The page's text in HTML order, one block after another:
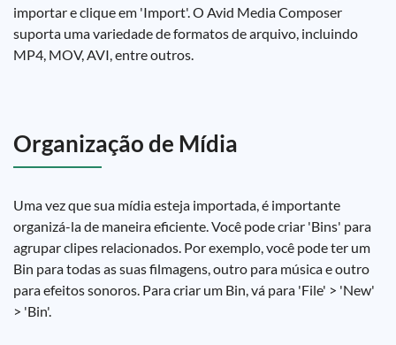
importar e clique em 'Import'. O Avid Media Composer
suporta uma variedade de formatos de arquivo, incluindo
MP4, MOV, AVI, entre outros.
Organização de Mídia
Uma vez que sua mídia esteja importada, é importante
organizá-la de maneira eficiente. Você pode criar 'Bins' para
agrupar clipes relacionados. Por exemplo, você pode ter um
Bin para todas as suas filmagens, outro para música e outro
para efeitos sonoros. Para criar um Bin, vá para 'File' > 'New'
> 'Bin'.